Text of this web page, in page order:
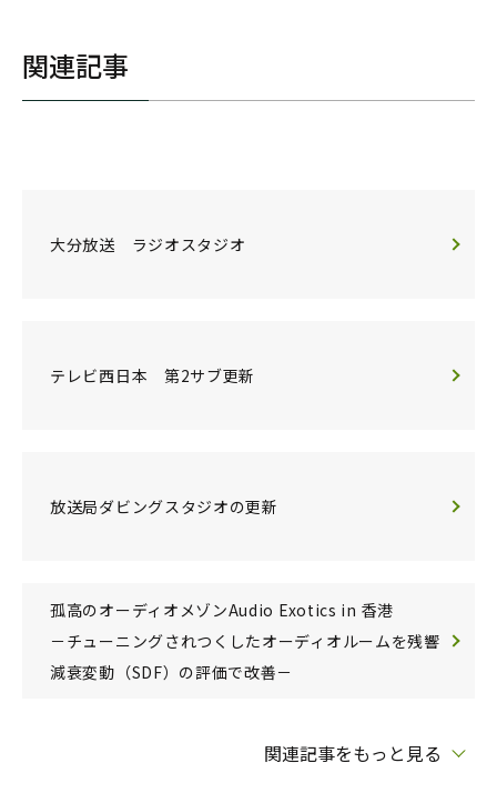
関連記事
大分放送 ラジオスタジオ
テレビ西日本 第2サブ更新
放送局ダビングスタジオの更新
孤高のオーディオメゾンAudio Exotics in 香港
－チューニングされつくしたオーディオルームを残響
減衰変動（SDF）の評価で改善－
関連記事をもっと見る